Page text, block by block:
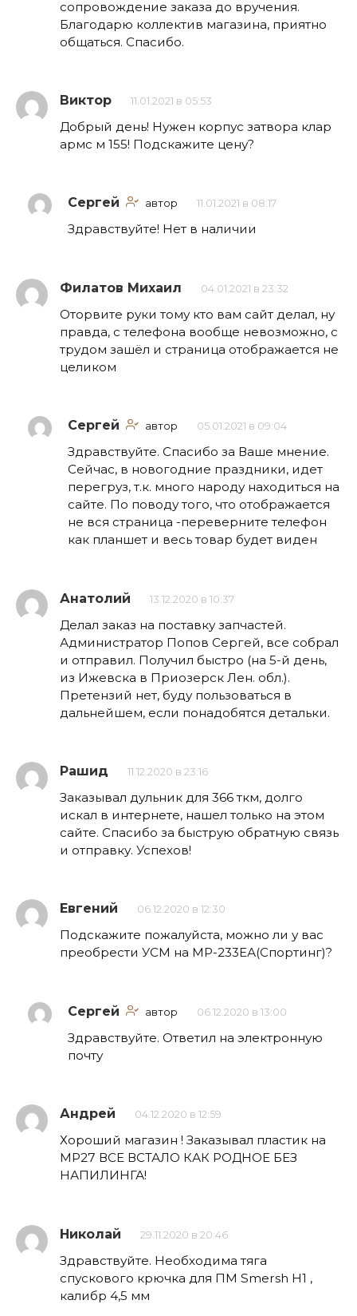
сопровождение заказа до вручения.
Благодарю коллектив магазина, приятно
общаться. Спасибо.
Виктор 11.01.2021 в 05:53
Добрый день! Нужен корпус затвора клар
армс м 155! Подскажите цену?
Сергей автор 11.01.2021 в 08:17
Здравствуйте! Нет в наличии
Филатов Михаил 04.01.2021 в 23:32
Оторвите руки тому кто вам сайт делал, ну
правда, с телефона вообще невозможно, с
трудом зашёл и страница отображается не
целиком
Сергей автор 05.01.2021 в 09:04
Здравствуйте. Спасибо за Ваше мнение.
Сейчас, в новогодние праздники, идет
перегруз, т.к. много народу находиться на
сайте. По поводу того, что отображается
не вся страница -переверните телефон
как планшет и весь товар будет виден
Анатолий 13.12.2020 в 10:37
Делал заказ на поставку запчастей.
Администратор Попов Сергей, все собрал
и отправил. Получил быстро (на 5-й день,
из Ижевска в Приозерск Лен. обл.).
Претензий нет, буду пользоваться в
дальнейшем, если понадобятся детальки.
Рашид 11.12.2020 в 23:16
Заказывал дульник для 366 ткм, долго
искал в интернете, нашел только на этом
сайте. Спасибо за быструю обратную связь
и отправку. Успехов!
Евгений 06.12.2020 в 12:30
Подскажите пожалуйста, можно ли у вас
преобрести УСМ на МР-233ЕА(Спортинг)?
Сергей автор 06.12.2020 в 13:00
Здравствуйте. Ответил на электронную
почту
Андрей 04.12.2020 в 12:59
Хороший магазин ! Заказывал пластик на
МР27 ВСЕ ВСТАЛО КАК РОДНОЕ БЕЗ
НАПИЛИНГА!
Николай 29.11.2020 в 20:46
Здравствуйте. Необходима тяга
спускового крючка для ПМ Smersh H1 ,
калибр 4,5 мм